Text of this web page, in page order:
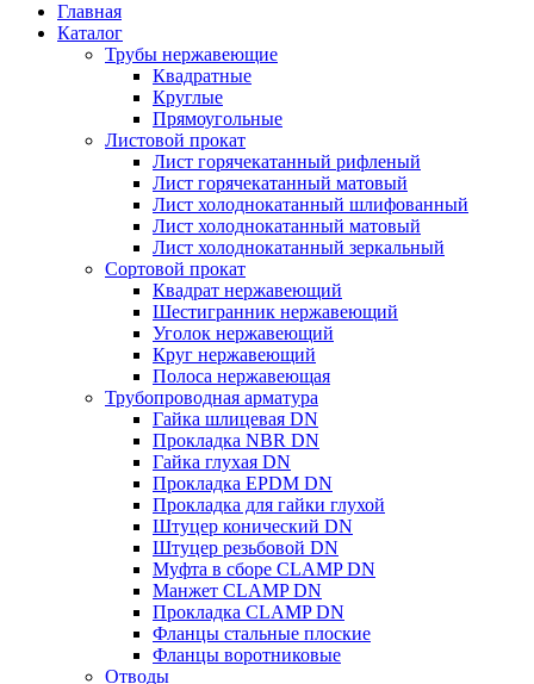
Главная
Каталог
Трубы нержавеющие
Квадратные
Круглые
Прямоугольные
Листовой прокат
Лист горячекатанный рифленый
Лист горячекатанный матовый
Лист холоднокатанный шлифованный
Лист холоднокатанный матовый
Лист холоднокатанный зеркальный
Сортовой прокат
Квадрат нержавеющий
Шестигранник нержавеющий
Уголок нержавеющий
Круг нержавеющий
Полоса нержавеющая
Трубопроводная арматура
Гайка шлицевая DN
Прокладка NBR DN
Гайка глухая DN
Прокладка EPDM DN
Прокладка для гайки глухой
Штуцер конический DN
Штуцер резьбовой DN
Муфта в сборе CLAMP DN
Манжет CLAMP DN
Прокладка CLAMP DN
Фланцы стальные плоские
Фланцы воротниковые
Отводы